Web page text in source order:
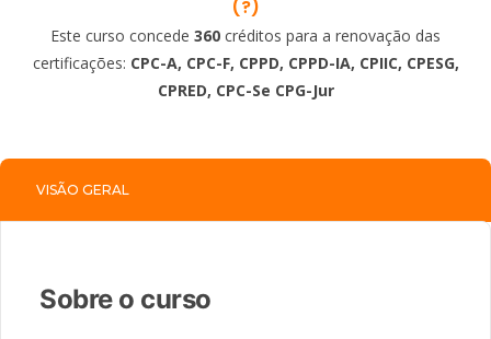
(?)
Este curso concede 360 créditos para a renovação das
certificações: CPC-A, CPC-F, CPPD, CPPD-IA, CPIIC, CPESG,
CPRED, CPC-Se CPG-Jur
VISÃO GERAL
Sobre o curso